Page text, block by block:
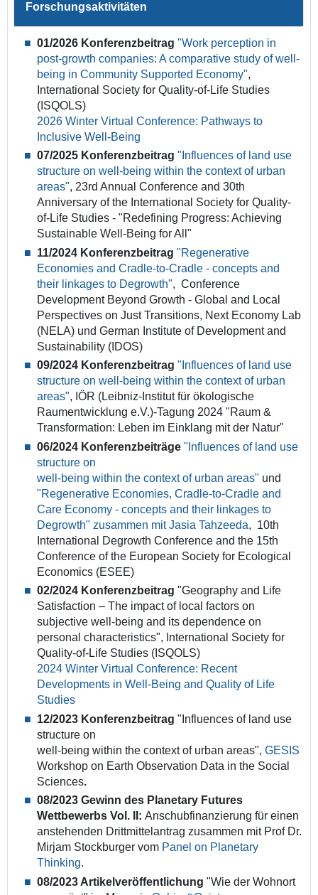
Forschungsaktivitäten
01/2026 Konferenzbeitrag"Work perception in
post-growth companies: A comparative study of well-
being in Community Supported Economy",
International Society for Quality-of-Life Studies
(ISQOLS)
2026 Winter Virtual Conference: Pathways to
Inclusive Well-Being
07/2025 Konferenzbeitrag"Influences of land use
structure on well-being within the context of urban
areas", 23rd Annual Conference and 30th
Anniversary of the International Society for Quality-
of-Life Studies - "Redefining Progress: Achieving
Sustainable Well-Being for All"
11/2024 Konferenzbeitrag"Regenerative
Economies and Cradle-to-Cradle - concepts and
their linkages to Degrowth", Conference
Development Beyond Growth - Global and Local
Perspectives on Just Transitions, Next Economy Lab
(NELA) und German Institute of Development and
Sustainability (IDOS)
09/2024 Konferenzbeitrag"Influences of land use
structure on well-being within the context of urban
areas", IÖR (Leibniz-Institut für ökologische
Raumentwicklung e.V.)-Tagung 2024 "Raum &
Transformation: Leben im Einklang mit der Natur"
06/2024 Konferenzbeiträge"Influences of land use
structure on
well-being within the context of urban areas" und
"Regenerative Economies, Cradle-to-Cradle and
Care Economy - concepts and their linkages to
Degrowth" zusammen mit Jasia Tahzeeda, 10th
International Degrowth Conference and the 15th
Conference of the European Society for Ecological
Economics (ESEE)
02/2024 Konferenzbeitrag"Geography and Life
Satisfaction –The impact of local factors on
subjective well-being and its dependence on
personal characteristics", International Society for
Quality-of-Life Studies (ISQOLS)
2024 Winter Virtual Conference: Recent
Developments in Well-Being and Quality of Life
Studies
12/2023 Konferenzbeitrag"Influences of land use
structure on
well-being within the context of urban areas", GESIS
Workshop on Earth Observation Data in the Social
Sciences.
08/2023 Gewinn des Planetary Futures
Wettbewerbs Vol. II:Anschubfinanzierung für einen
anstehenden Drittmittelantrag zusammen mit Prof Dr.
Mirjam Stockburger vom Panel on Planetary
Thinking.
08/2023 Artikelveröffentlichung "Wie der Wohnort